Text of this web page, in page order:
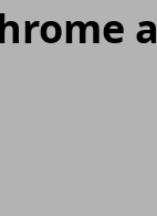
a